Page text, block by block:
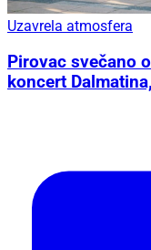
Uzavrela atmosfera
Pirovac svečano
koncert